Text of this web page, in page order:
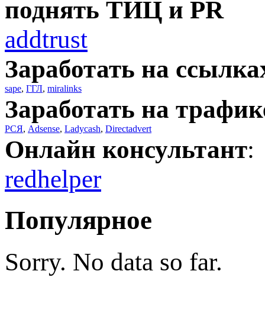
поднять ТИЦ и PR
addtrust
Заработать на
sape, ГГЛ, miralinks
Заработать на
РСЯ, Adsense, Ladycash, Directadvert
Онлайн консультант:
redhelper
Популярное
Sorry. No data so far.